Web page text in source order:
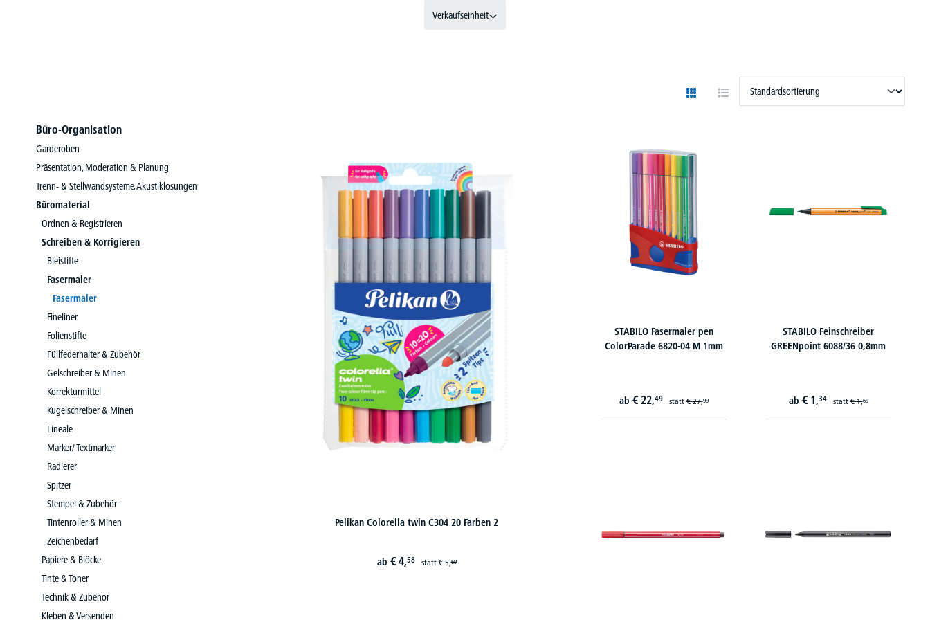
Verkaufseinheit
Büro-Organisation
Garderoben
Präsentation, Moderation & Planung
Trenn- & Stellwandsysteme, Akustiklösungen
Büromaterial
Ordnen & Registrieren
Schreiben & Korrigieren
Bleistifte
Fasermaler
Fasermaler
Fineliner
Folienstifte
Füllfederhalter & Zubehör
Gelschreiber & Minen
Korrekturmittel
Kugelschreiber & Minen
Lineale
Marker/ Textmarker
Radierer
Spitzer
Stempel & Zubehör
Tintenroller & Minen
Zeichenbedarf
Papiere & Blöcke
Tinte & Toner
Technik & Zubehör
Kleben & Versenden
Pelikan Colorella twin C304 20 Farben 2
ab € 4,58 statt€ 5,69
STABILO Fasermaler pen
ColorParade 6820-04 M 1mm
ab € 22,49 statt€ 27,99
STABILO Feinschreiber
GREENpoint 6088/36 0,8mm
ab € 1,34 statt€ 1,69